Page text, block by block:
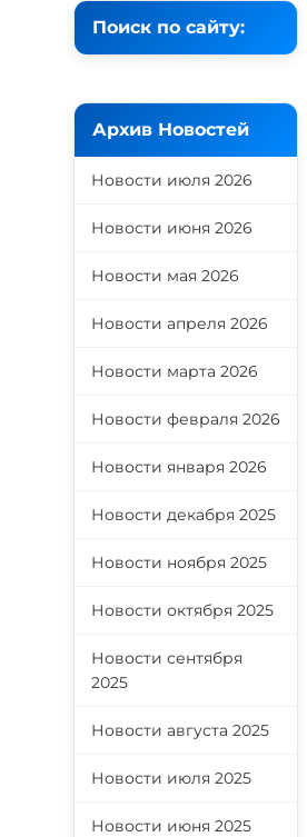
Поиск по сайту:
Архив Новостей
Новости июля 2026
Новости июня 2026
Новости мая 2026
Новости апреля 2026
Новости марта 2026
Новости февраля 2026
Новости января 2026
Новости декабря 2025
Новости ноября 2025
Новости октября 2025
Новости сентября
2025
Новости августа 2025
Новости июля 2025
Новости июня 2025